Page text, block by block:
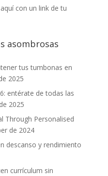
con un link de tu
asombrosas
tus tumbonas en
2025
entérate de todas las
2025
Through Personalised
de 2024
descanso y rendimiento
currículum sin